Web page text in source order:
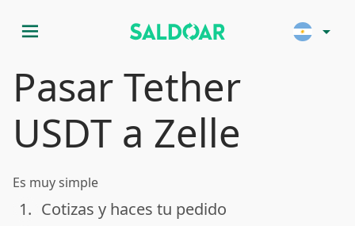
menu arrow_drop_down
Pasar Tether
USDT a Zelle
Es muy simple
done
1. Cotizas y haces tu pedido